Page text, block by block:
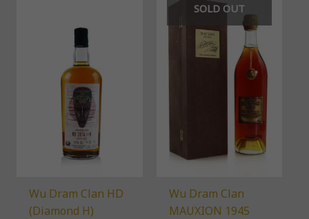
Wu Dram Clan HD
(Diamond H)
SOLD OUT
Wu Dram Clan
MAUXION 1945